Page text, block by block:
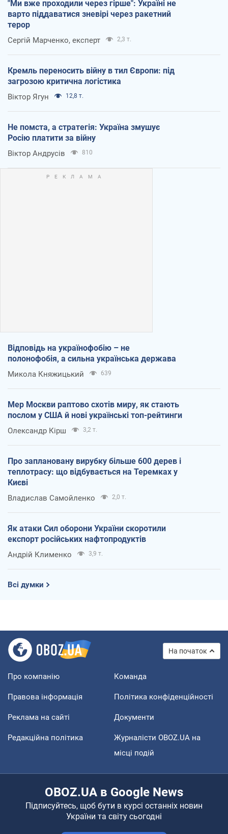
"Ми вже проходили через гірше": Україні не
варто піддаватися зневірі через ракетний
терор
Сергій Марченко, експерт 2,3 т.
Кремль переносить війну в тил Європи: під
загрозою критична логістика
Віктор Ягун 12,8 т.
Не помста, а стратегія: Україна змушує
Росію платити за війну
Віктор Андрусів 810
Відповідь на українофобію – не
полонофобія, а сильна українська держава
Микола Княжицький 639
Мер Москви раптово схотів миру, як стають
послом у США й нові українські топ-рейтинги
Олександр Кірш 3,2 т.
Про заплановану вирубку більше 600 дерев і
теплотрасу: що відбувається на Теремках у
Києві
Владислав Самойленко 2,0 т.
Як атаки Сил оборони України скоротили
експорт російських нафтопродуктів
Андрій Клименко 3,9 т.
Всі думки
На початок
Про компанію Команда
Правова інформація Політика конфіденційності
Реклама на сайті Документи
Редакційна політика
Журналісти OBOZ.UA на
місці подій
OBOZ.UA в Google News
Підписуйтесь, щоб бути в курсі останніх новин
України та світу сьогодні